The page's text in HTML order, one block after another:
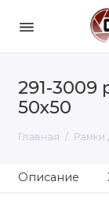
291-3009
50х50
Главная Рамки
Описание